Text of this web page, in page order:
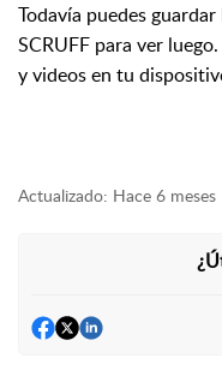
Todavía puedes
SCRUFF para ver
y videos en tu
Actualizado: Hace 6 meses